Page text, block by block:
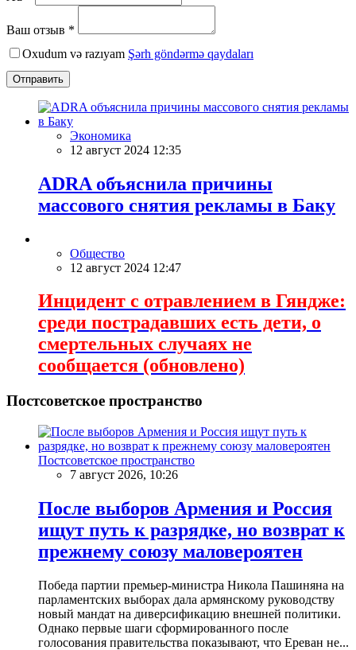
Ваш отзыв *
Oxudum və razıyam Şərh göndərmə qaydaları
Отправить
Экономика
12 август 2024 12:35
ADRA объяснила причины
массового снятия рекламы в Баку
Общество
12 август 2024 12:47
Инцидент с отравлением в Гяндже:
среди пострадавших есть дети, о
смертельных случаях не
сообщается (обновлено)
Постсоветское пространство
Постсоветское пространство
7 август 2026, 10:26
После выборов Армения и Россия
ищут путь к разрядке, но возврат к
прежнему союзу маловероятен
Победа партии премьер-министра Никола Пашиняна на
парламентских выборах дала армянскому руководству
новый мандат на диверсификацию внешней политики.
Однако первые шаги сформированного после
голосования правительства показывают, что Ереван не...